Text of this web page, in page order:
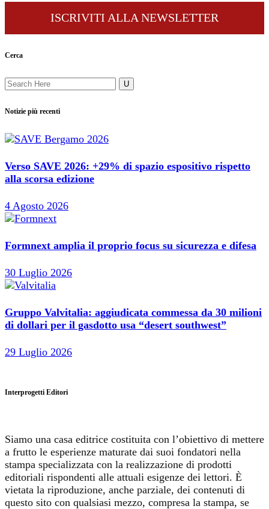
ISCRIVITI ALLA NEWSLETTER
Cerca
Notizie più recenti
Verso SAVE 2026: +29% di spazio espositivo rispetto
alla scorsa edizione
4 Agosto 2026
Formnext amplia il proprio focus su sicurezza e difesa
30 Luglio 2026
Gruppo Valvitalia: aggiudicata commessa da 30 milioni
di dollari per il gasdotto usa “desert southwest”
29 Luglio 2026
Interprogetti Editori
Siamo una casa editrice costituita con l’obiettivo di mettere
a frutto le esperienze maturate dai suoi fondatori nella
stampa specializzata con la realizzazione di prodotti
editoriali rispondenti alle attuali esigenze dei lettori. È
vietata la riproduzione, anche parziale, dei contenuti di
questo sito con qualsiasi mezzo, compresa la stampa, se